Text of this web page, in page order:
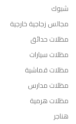
شبوك
مجالس زجاجية خارجية
مظلات حدائق
مظلات سيارات
مظلات قماشية
مظلات مدارس
مظلات هرمية
هناجر